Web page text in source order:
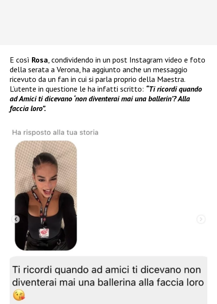
E così Rosa , condividendo in un post Instagram video e foto
della serata a Verona, ha aggiunto anche un messaggio
ricevuto da un fan in cui si parla proprio della Maestra.
L’utente in questione le ha infatti scritto: “Ti ricordi quando
ad Amici ti dicevano ‘non diventerai mai una ballerin’? Alla
faccia loro”.